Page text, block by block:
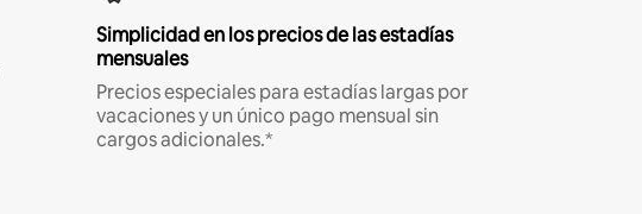
Simplicidad en los precios de las estadías
mensuales
Precios especiales para estadías largas por
vacaciones y un único pago mensual sin
cargos adicionales.*